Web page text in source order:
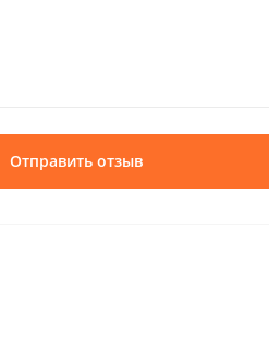
Отправить отзыв